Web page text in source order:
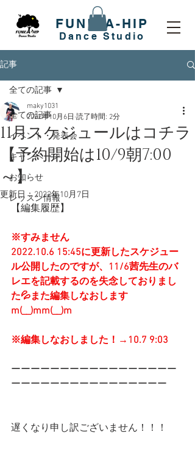
FUNK-A-HIP
​Dance Studio
記事
全ての記事
イベント・発表会
キャンペーン
お知らせ
レッスン情報
全ての記事
11月スケジュールはコチラ
【予約開始は10/9朝7:00
～】
maky1031
2022年10月6日 読了時間: 2分
更新日：2022年10月7日
【編集履歴】
※すみません
2022.10.6 15:45に更新したスケジュー
ル公開したのですが、11/6茜先生のバ
レエを記載するのを失念しておりまし
た💦また編集しなおします
m(__)mm(__)m
※編集しなおしました！→10.7 9:03
ーーーーーーーーーーーーーーーーー
ーーーーーーーーーーーーーーーー
遅くなり申し訳ございません！！！